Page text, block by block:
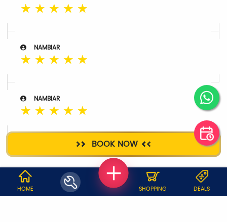
BOOK NOW
☆ ☆ ☆ ☆ ☆
NAMBIAR
☆ ☆ ☆ ☆ ☆
NAMBIAR
☆ ☆ ☆ ☆ ☆
RELATED SERVICES
WHY JOBOY?
HOME SHOPPING DEALS